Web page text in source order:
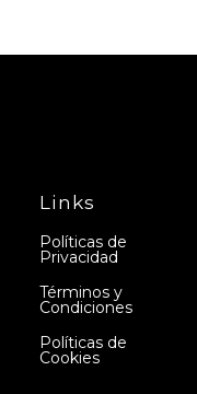
Links
Políticas de
Privacidad
Términos y
Condiciones
Políticas de
Cookies